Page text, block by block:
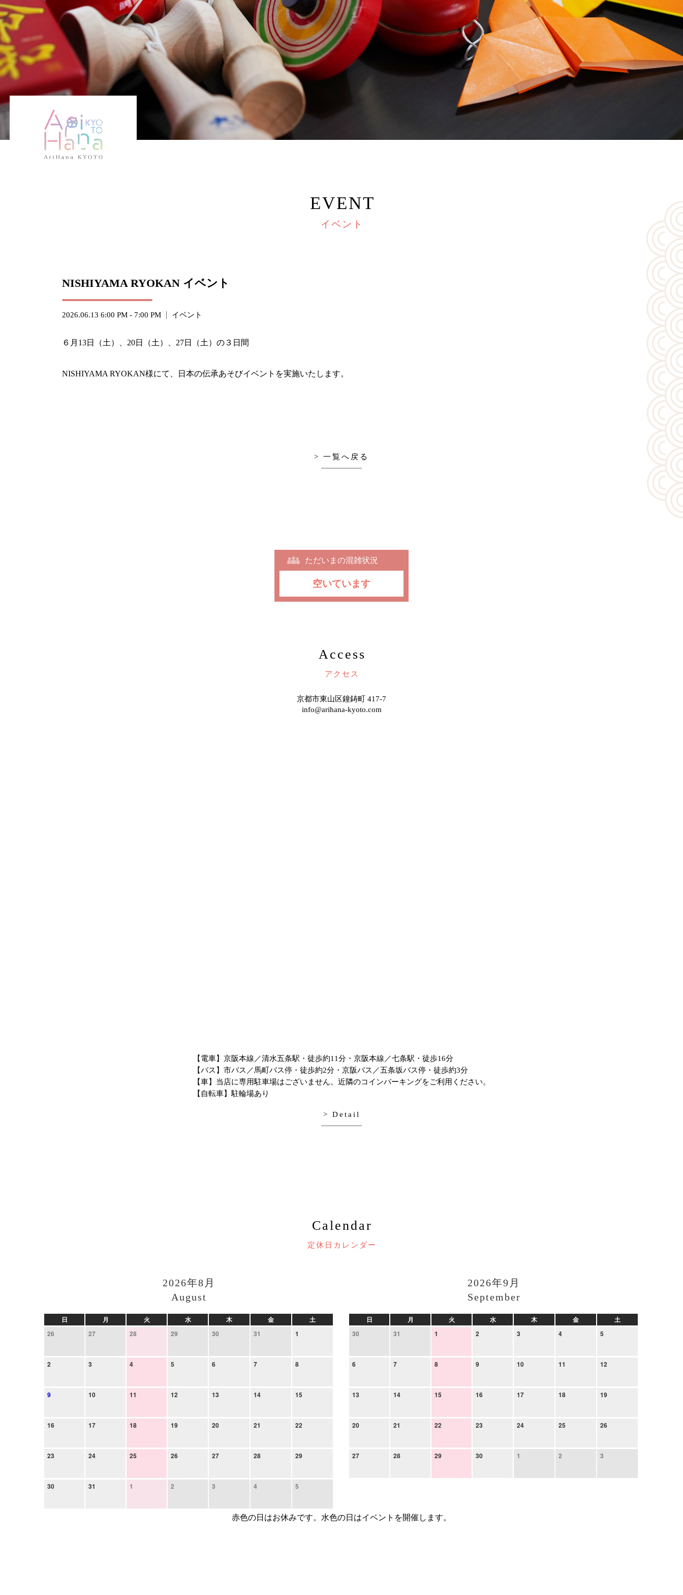
EVENT
イベント
NISHIYAMA RYOKAN イベント
2026.06.13 6:00 PM - 7:00 PM イベント
６月13日（土）、20日（土）、27日（土）の３日間
NISHIYAMA RYOKAN様にて、日本の伝承あそびイベントを実施いたします。
> 一覧へ戻る
ただいまの混雑状況
空いています
Access
アクセス
京都市東山区鐘鋳町 417-7
info@arihana-kyoto.com
【電車】 京阪本線／清水五条駅・徒歩約11分・ 京阪本線／七条駅・徒歩16分
【バス】 市バス／馬町バス停・徒歩約2分・ 京阪バス／五条坂バス停・徒歩約3分
【車】 当店に専用駐車場はございません。 近隣のコインパーキングをご利用ください。
【自転車】 駐輪場あり
> Detail
Calendar
定休日カレンダー
2026年8月
August
日 月 火 水 木 金
土
26
27 28 29 30 31 1
2 3 4 5 6 7 8
9 10 11 12 13 14 15
16 17 18 19 20 21 22
23 24 25 26 27 28 29
30 31 1 2 3 4 5
2026年9月
September
日 月 火 水 木 金
土
30
31 1 2 3 4 5
6 7 8 9 10 11 12
13 14 15 16 17 18 19
20 21 22 23 24 25 26
27 28 29 30 1 2 3
赤色の日はお休みです。水色の日はイベントを開催します。